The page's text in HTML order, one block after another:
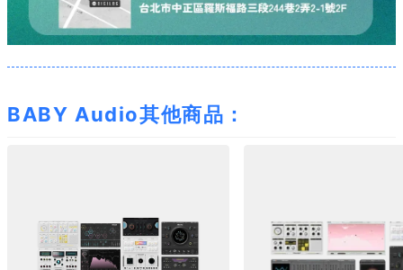
BABY Audio其他商品：